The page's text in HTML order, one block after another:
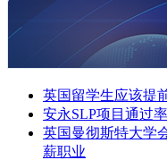
英国留学生应该提
安永SLP项目通过
英国曼彻斯特大学
薪职业